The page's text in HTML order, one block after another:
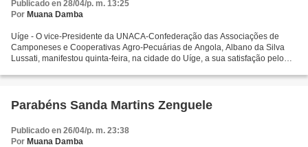
Publicado en 28/04/p. m. 13:25
Por Muana Damba
Uíge - O vice-Presidente da UNACA-Confederação das Associações de
Camponeses e Cooperativas Agro-Pecuárias de Angola, Albano da Silva
Lussati, manifestou quinta-feira, na cidade do Uíge, a sua satisfação pelo
Parabéns Sanda Martins Zenguele
Publicado en 26/04/p. m. 23:38
Por Muana Damba